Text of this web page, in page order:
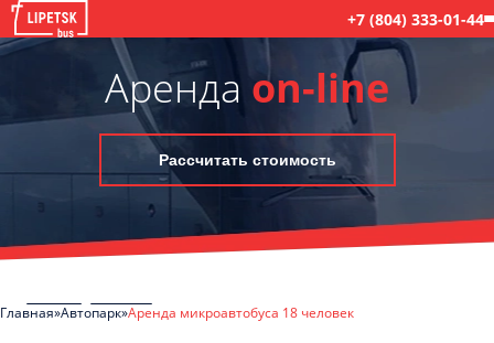
+7 (804) 333-01-44
Аренда on-line
Рассчитать стоимость
Главная Автопарк Аренда микроавтобуса 18 человек